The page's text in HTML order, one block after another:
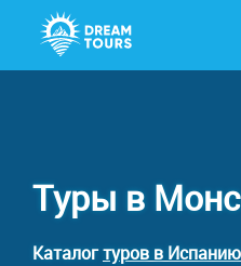
Туры в
Каталогтуров в Испанию